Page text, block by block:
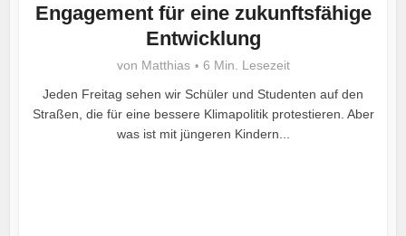
Engagement für eine zukunftsfähige
Entwicklung
von Matthias
6 Min. Lesezeit
Jeden Freitag sehen wir Schüler und Studenten auf den
Straßen, die für eine bessere Klimapolitik protestieren. Aber
was ist mit jüngeren Kindern...